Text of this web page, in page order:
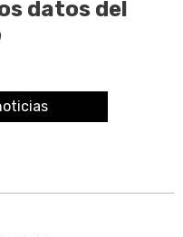
datos del